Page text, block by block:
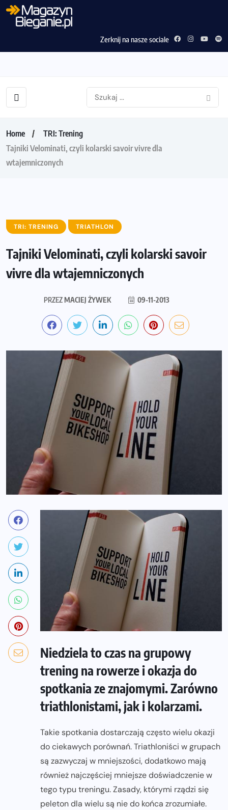
Zerknij na nasze sociale
Home
TRI: Trening
Tajniki Velominati, czyli kolarski savoir vivre dla
wtajemniczonych
TRI: TRENING TRIATHLON
Tajniki Velominati, czyli kolarski savoir
vivre dla wtajemniczonych
PRZEZMACIEJ ŻYWEK 09-11-2013
Niedziela to czas na grupowy
trening na rowerze i okazja do
spotkania ze znajomymi. Zarówno
triathlonistami, jak i kolarzami.
Takie spotkania dostarczają często wielu okazji
do ciekawych porównań. Triathloniści w grupach
są zazwyczaj w mniejszości, dodatkowo mają
również najczęściej mniejsze doświadczenie w
tego typu treningu. Zasady, którymi rządzi się
peleton dla wielu są nie do końca zrozumiałe.